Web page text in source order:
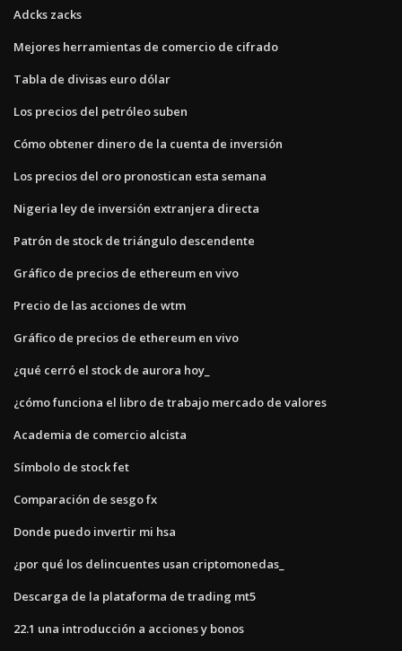
Adcks zacks
Mejores herramientas de comercio de cifrado
Tabla de divisas euro dólar
Los precios del petróleo suben
Cómo obtener dinero de la cuenta de inversión
Los precios del oro pronostican esta semana
Nigeria ley de inversión extranjera directa
Patrón de stock de triángulo descendente
Gráfico de precios de ethereum en vivo
Precio de las acciones de wtm
Gráfico de precios de ethereum en vivo
¿qué cerró el stock de aurora hoy_
¿cómo funciona el libro de trabajo mercado de valores
Academia de comercio alcista
Símbolo de stock fet
Comparación de sesgo fx
Donde puedo invertir mi hsa
¿por qué los delincuentes usan criptomonedas_
Descarga de la plataforma de trading mt5
22.1 una introducción a acciones y bonos